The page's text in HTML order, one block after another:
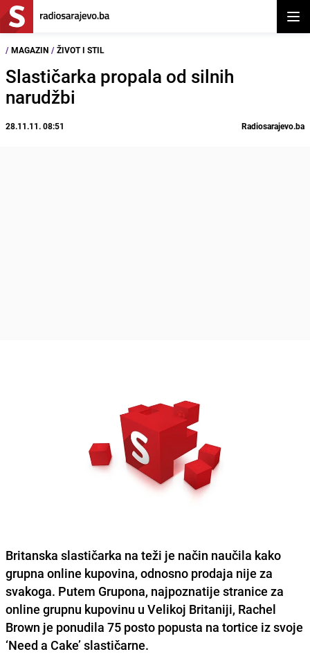
/ MAGAZIN / ŽIVOT I STIL
Slastičarka propala od silnih
narudžbi
28.11.11. 08:51 Radiosarajevo.ba
Britanska slastičarka na teži je način naučila kako
grupna online kupovina, odnosno prodaja nije za
svakoga. Putem Grupona, najpoznatije stranice za
online grupnu kupovinu u Velikoj Britaniji, Rachel
Brown je ponudila 75 posto popusta na tortice iz svoje
‘Need a Cake’ slastičarne.